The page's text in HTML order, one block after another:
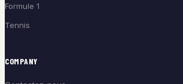
Formule 1
Tennis
COMPANY